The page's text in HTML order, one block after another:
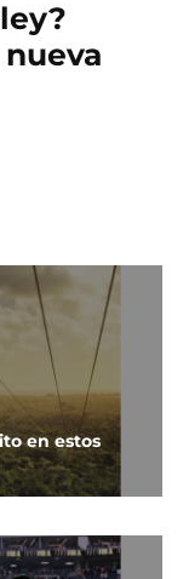
en estos